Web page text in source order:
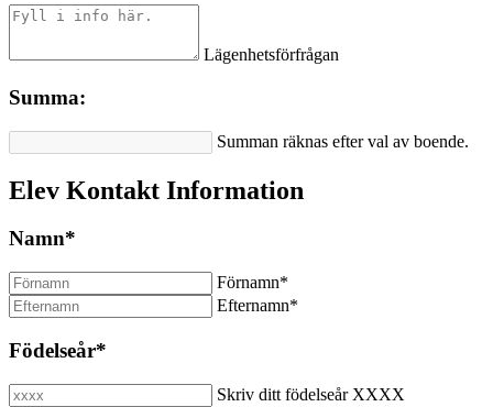
Lägenhetsförfrågan
Summa:
Summan räknas efter val av boende.
Elev Kontakt Information
Namn*
Förnamn*
Efternamn*
Födelseår*
Skriv ditt födelseår XXXX